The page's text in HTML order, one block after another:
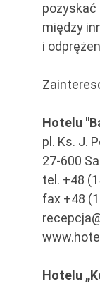
pozyskać
między
i
Hotelu
pl. Ks. J.
27-600
tel. +48
fax +48
Hotelu